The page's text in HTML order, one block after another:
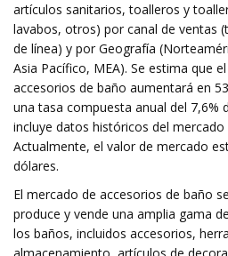
artículos sanitarios, toalleros y
lavabos, otros) por canal de ventas
de línea) y por Geografía
Asia Pacífico, MEA). Se estima que
accesorios de baño aumentará en
una tasa compuesta anual del 7,6%
incluye datos históricos del mercado
Actualmente, el valor de mercado
dólares.
El mercado de accesorios de baño
produce y vende una amplia gama
los baños, incluidos accesorios,